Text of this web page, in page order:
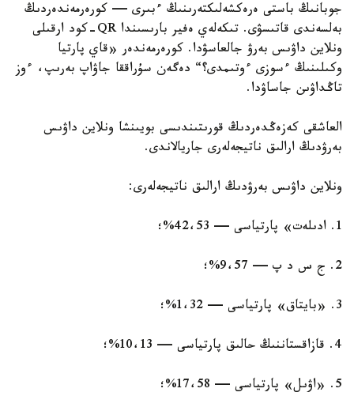
جوبانىڭ باستى ەرەكشەلىكتەرىنىڭ ءبىرى — كورەرمەندەردىڭ
بەلسەندى قاتىسۋى. تىكەلەي ەفير بارىسىندا QR-كود ارقىلى
ونلاين داۋىس بەرۋ جالعاسۋدا. كورەرمەندەر «قاي پارتيا
وكىلىنىڭ ءسوزى ءوتىمدى؟“ دەگەن سۇراققا جاۋاپ بەرىپ، ءوز
تاڭداۋىن جاساۋدا.
العاشقى كەزەڭدەردىڭ قورىتىندىسى بويىنشا ونلاين داۋىس
بەرۋدىڭ ارالىق ناتيجەلەرى جاريالاندى.
ونلاين داۋىس بەرۋدىڭ ارالىق ناتيجەلەرى:
1. ادىلەت» پارتياسى — 42،53%؛
2. ج س د پ — 9،57%؛
3. «بايتاق» پارتياسى — 1،32%؛
4. قازاقستاننىڭ حالىق پارتياسى — 10،13%؛
5. «اۋىل» پارتياسى — 17،58%؛